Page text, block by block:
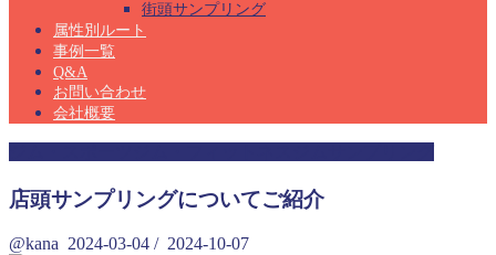
街頭サンプリング
属性別ルート
事例一覧
Q&A
お問い合わせ
会社概要
店頭サンプリングについてご紹介
@kana 2024-03-04 / 2024-10-07